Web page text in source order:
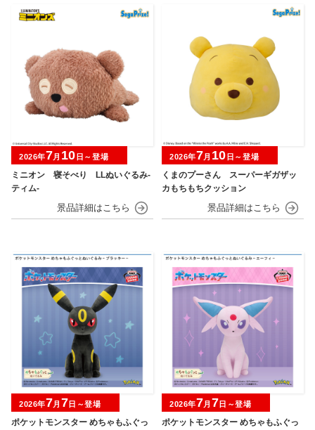
ミニオン 寝そべり LLぬいぐるみ‐
ティム‐
2026年7月 10 日～登場
くまのプーさん スーパーギガザッ
カもちもちクッション
2026年7月 10 日～登場
ポケットモンスター めちゃもふぐっ
2026年7月 7日～登場
ポケットモンスター めちゃもふぐっ
2026年7月 7日～登場